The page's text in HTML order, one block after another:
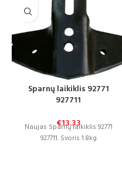
Sparnų laikiklis 92771
927711
€13.33
Naujas Sparnų laikiklis 92771
927711. Svoris 1.8kg